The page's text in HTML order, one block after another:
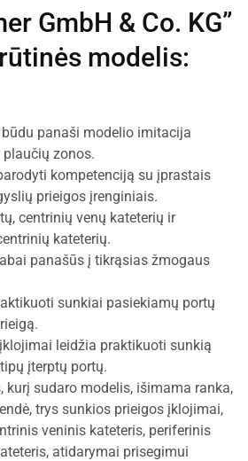
GmbH & Co. KG”
modelis:
panaši modelio imitacija
zonos.
kompetenciją su įprastais
prieigos įrenginiais.
centrinių venų kateterių ir
kateterių.
panašūs į tikrąsias žmogaus
sunkiai pasiekiamų portų
leidžia praktikuoti sunkią
įterptų portų.
kurį sudaro modelis, išimama ranka,
trys sunkios prieigos įklojimai,
veninis kateteris, periferinis
atidarymai prisegimui